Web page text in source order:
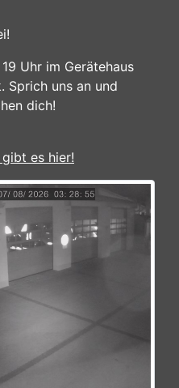
Uhr im Gerätehaus
Sprich uns an und
dich!
es hier!